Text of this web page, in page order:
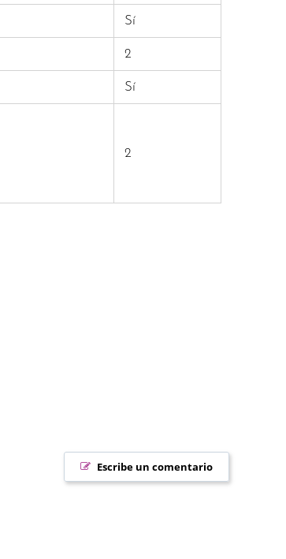
Sí
2
Sí
2
Escribe un comentario